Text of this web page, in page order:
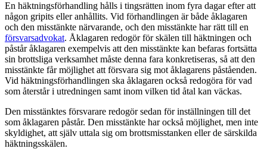
En häktningsförhandling hålls i tingsrätten inom fyra dagar efter att
någon gripits eller anhållits. Vid förhandlingen är både åklagaren
och den misstänkte närvarande, och den misstänkte har rätt till en
försvarsadvokat. Åklagaren redogör för skälen till häktningen och
påstår åklagaren exempelvis att den misstänkte kan befaras fortsätta
sin brottsliga verksamhet måste denna fara konkretiseras, så att den
misstänkte får möjlighet att försvara sig mot åklagarens påståenden.
Vid häktningsförhandlingen ska åklagaren också redogöra för vad
som återstår i utredningen samt inom vilken tid åtal kan väckas.
Den misstänktes försvarare redogör sedan för inställningen till det
som åklagaren påstår. Den misstänkte har också möjlighet, men inte
skyldighet, att själv uttala sig om brottsmisstanken eller de särskilda
häktningsskälen.